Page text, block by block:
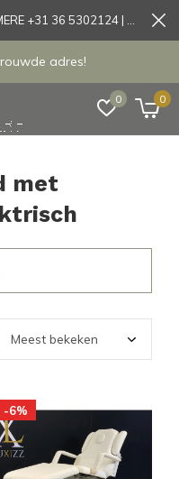
0 0
Almere / Tönisvorst /
met
-6%